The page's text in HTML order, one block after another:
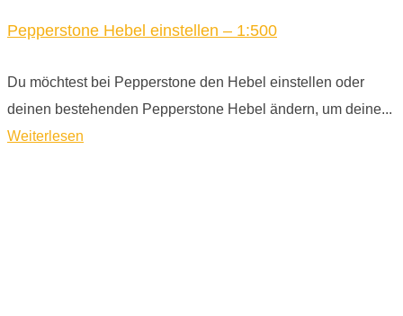
Pepperstone Hebel einstellen – 1:500
Du möchtest bei Pepperstone den Hebel einstellen oder
deinen bestehenden Pepperstone Hebel ändern, um deine...
Weiterlesen